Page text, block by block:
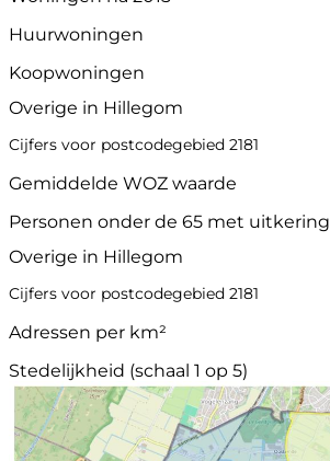
Huurwoningen
Koopwoningen
Overige in Hillegom
Cijfers voor postcodegebied 2181
Gemiddelde WOZ waarde
Personen onder de 65 met uitkering
Overige in Hillegom
Cijfers voor postcodegebied 2181
Adressen per km²
Stedelijkheid (schaal 1 op 5)